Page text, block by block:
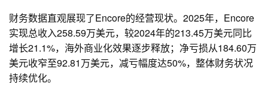
财务数据直观展现了Encore的经营现状。2025年，Encore
实现总收入258.59万美元，较2024年的213.45万美元同比
增长21.1%，海外商业化效果逐步释放；净亏损从184.60万
美元收窄至92.81万美元，减亏幅度达50%，整体财务状况
持续优化。